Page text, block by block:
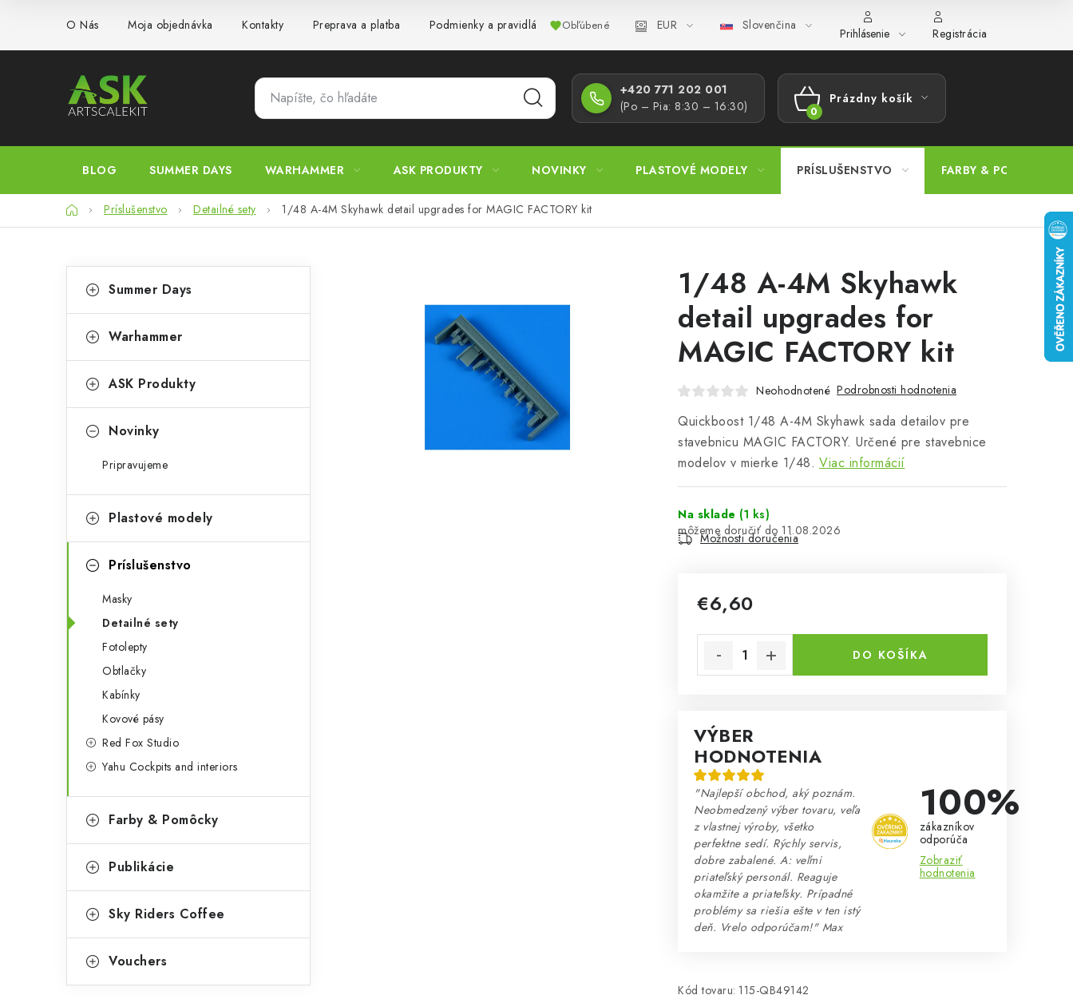
obsah
O Nás Moja objednávka Kontakty Preprava a platba Podmienky a pravidlá Zásady ochrany osobných údajov Postup pri podávaní sťažností Veľkoobchod
Obľúbené EUR Slovenčina
Prihlásenie Registrácia
+420 771 202 001​
(Po – Pia: 8:30 – 16:30)
NÁKUPNÝ
Prázdny košík
BLOG SUMMER DAYS WARHAMMER ASK PRODUKTY NOVINKY PLASTOVÉ MODELY PRÍSLUŠENSTVO FARBY & POMÔCKY
DomovPríslušenstvo Detailné sety 1/48 A-4M Skyhawk detail upgrades for MAGIC FACTORY kit
o
n
ý
n
l
kategórie
a
e
ó
e
Summer Days
Warhammer
ASK Produkty
Novinky
Pripravujeme
Plastové modely
Príslušenstvo
Masky
Detailné sety
Fotolepty
Obtlačky
Kabínky
Kovové pásy
Red Fox Studio
Yahu Cockpits and interiors
Farby & Pomôcky
Publikácie
Sky Riders Coffee
Vouchers
1/48 A-4M Skyhawk
detail upgrades for
MAGIC FACTORY kit
Neohodnotené Podrobnosti hodnotenia
Quickboost 1/48 A-4M Skyhawk sada detailov pre
stavebnicu MAGIC FACTORY. Určené pre stavebnice
modelov v mierke 1/48. Viac informácií
Na sklade (1 ks)
11.08.2026
Možnosti doručenia
€6,60
DO KOŠÍKA
VÝBER
HODNOTENIA
"Najlepší obchod, aký poznám.
Neobmedzený výber tovaru, veľa
z vlastnej výroby, všetko
perfektne sedí. Rýchly servis,
dobre zabalené. A: veľmi
priateľský personál. Reaguje
okamžite a priateľsky. Prípadné
problémy sa riešia ešte v ten istý
deň. Vrelo odporúčam!" Max
100%
zákazníkov
odporúča
Zobraziť
hodnotenia
Kód tovaru: 115-QB49142